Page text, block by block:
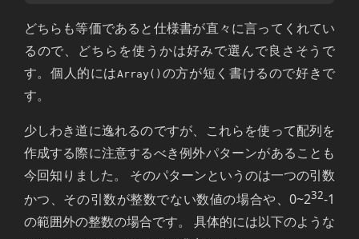
どちらも等価であると仕様書が直々に言ってくれてい
るので、どちらを使うかは好みで選んで良さそうで
す。個人的にはArray() の方が短く書けるので好きで
す。
少しわき道に逸れるのですが、これらを使って配列を
作成する際に注意するべき例外パターンがあることも
今回知りました。 そのパターンというのは一つの引数
かつ、その引数が整数でない数値の場合や、0~232-1
の範囲外の整数の場合です。 具体的には以下のような